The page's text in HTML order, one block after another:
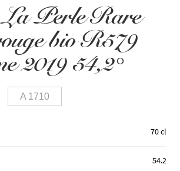
Perle Rare
bio R579
2019 54,2°
A 1710
70 cl
54.2